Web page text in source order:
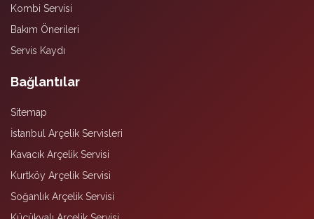
Kombi Servisi
Bakım Önerileri
Servis Kaydı
Bağlantılar
Sitemap
İstanbul Arçelik Servisleri
Kavacık Arçelik Servisi
Kurtköy Arçelik Servisi
Soğanlık Arçelik Servisi